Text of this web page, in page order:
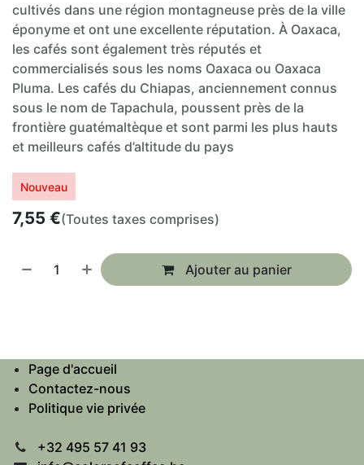
cultivés dans une région montagneuse près de la ville
éponyme et ont une excellente réputation. À Oaxaca,
les cafés sont également très réputés et
commercialisés sous les noms Oaxaca ou Oaxaca
Pluma. Les cafés du Chiapas, anciennement connus
sous le nom de Tapachula, poussent près de la
frontière guatémaltèque et sont parmi les plus hauts
et meilleurs cafés d’altitude du pays
Nouveau
7,55 €(Toutes taxes comprises)
Ajouter au panier
Page d'accueil
Contactez-nous
Politique vie privée
+32 495 57 41 93